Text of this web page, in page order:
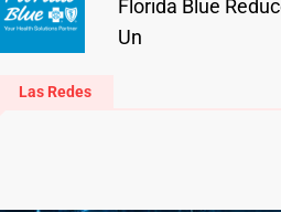
Florida Blue
Un
Las Redes